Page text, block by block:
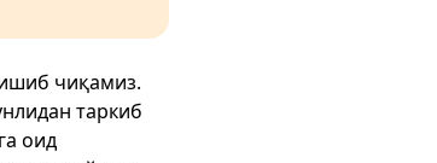
чиқамиз.
таркиб
оид